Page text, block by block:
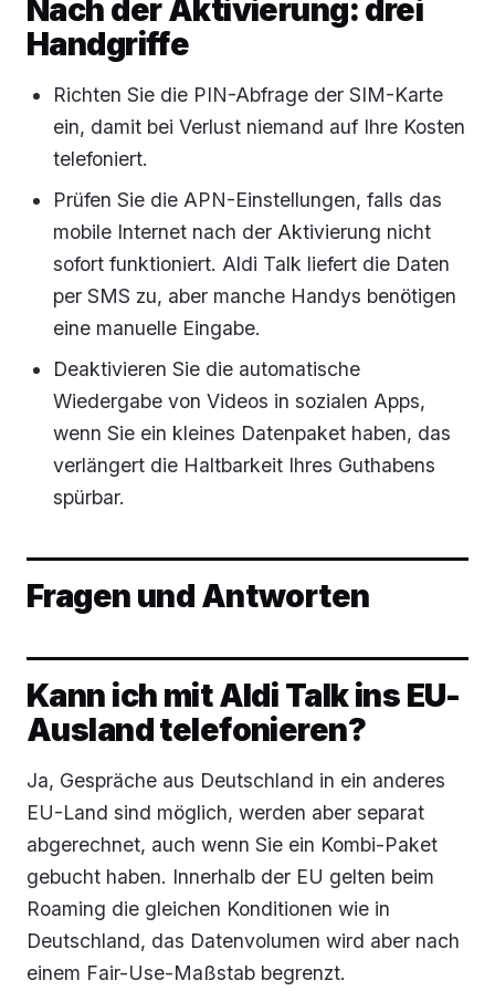
Nach der Aktivierung: drei
Handgriffe
Richten Sie die PIN-Abfrage der SIM-Karte
ein, damit bei Verlust niemand auf Ihre Kosten
telefoniert.
Prüfen Sie die APN-Einstellungen, falls das
mobile Internet nach der Aktivierung nicht
sofort funktioniert. Aldi Talk liefert die Daten
per SMS zu, aber manche Handys benötigen
eine manuelle Eingabe.
Deaktivieren Sie die automatische
Wiedergabe von Videos in sozialen Apps,
wenn Sie ein kleines Datenpaket haben, das
verlängert die Haltbarkeit Ihres Guthabens
spürbar.
Fragen und Antworten
Kann ich mit Aldi Talk ins EU-
Ausland telefonieren?
Ja, Gespräche aus Deutschland in ein anderes
EU-Land sind möglich, werden aber separat
abgerechnet, auch wenn Sie ein Kombi-Paket
gebucht haben. Innerhalb der EU gelten beim
Roaming die gleichen Konditionen wie in
Deutschland, das Datenvolumen wird aber nach
einem Fair-Use-Maßstab begrenzt.